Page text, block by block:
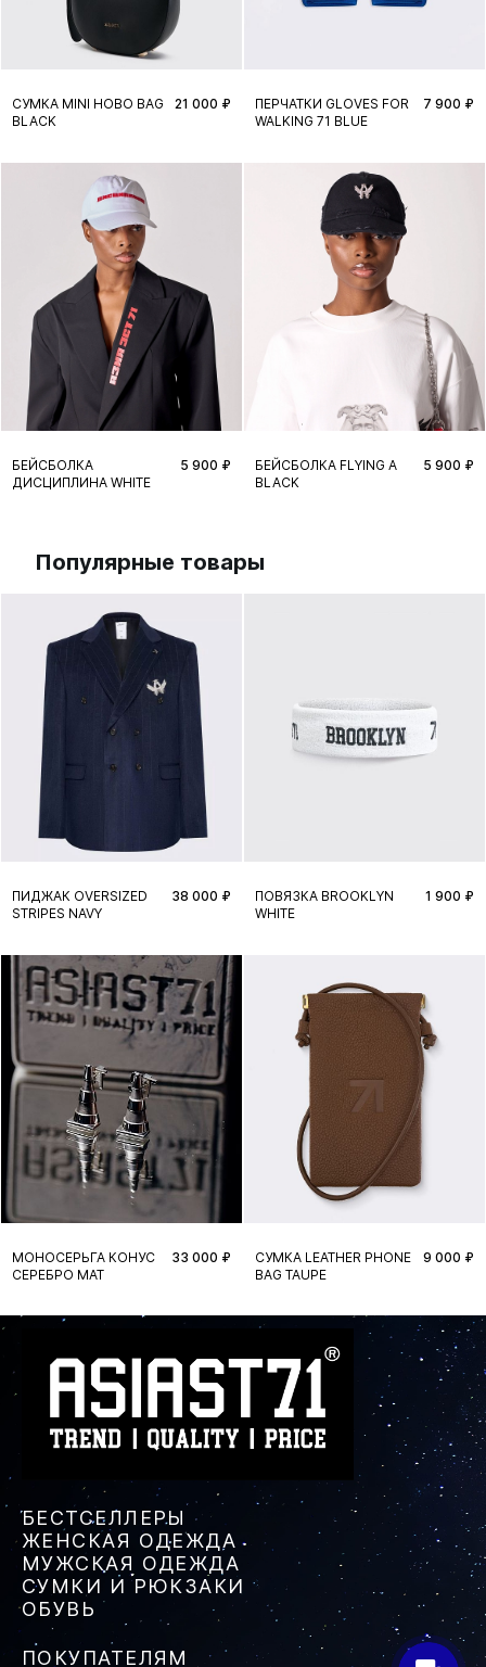
СУМКА MINI HOBO BAG
BLACK
21 000 ₽
ПЕРЧАТКИ GLOVES FOR
WALKING 71 BLUE
7 900 ₽
БЕЙСБОЛКА
ДИСЦИПЛИНА WHITE
5 900 ₽
БЕЙСБОЛКА FLYING A
BLACK
5 900 ₽
Популярные товары
ПИДЖАК OVERSIZED
STRIPES NAVY
38 000 ₽
ПОВЯЗКА BROOKLYN
WHITE
1 900 ₽
МОНОСЕРЬГА КОНУС
СЕРЕБРО МАТ
33 000 ₽
СУМКА LEATHER PHONE
BAG TAUPE
9 000 ₽
БЕСТСЕЛЛЕРЫ
ЖЕНСКАЯ ОДЕЖДА
МУЖСКАЯ ОДЕЖДА
СУМКИ И РЮКЗАКИ
ОБУВЬ
ПОКУПАТЕЛЯМ